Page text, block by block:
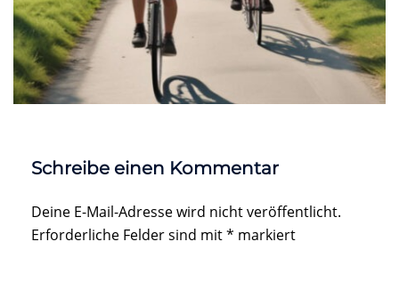
Schreibe einen Kommentar
Deine E-Mail-Adresse wird nicht veröffentlicht.
Erforderliche Felder sind mit* markiert